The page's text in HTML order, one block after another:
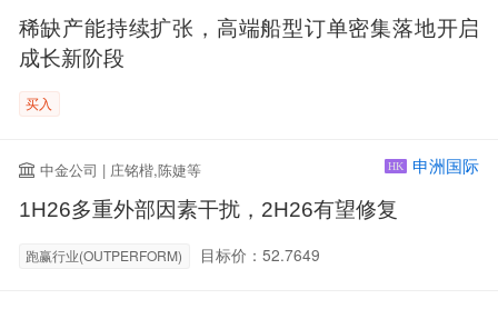
稀缺产能持续扩张，高端船型订单密集落地开启
成长新阶段
买入
中金公司 | 庄铭楷,陈婕等 HK 申洲国际
1H26多重外部因素干扰，2H26有望修复
跑赢行业(OUTPERFORM) 目标价：52.7649